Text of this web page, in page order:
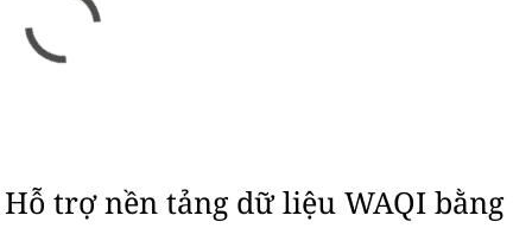
Hỗ trợ nền tảng dữ liệu WAQI bằng